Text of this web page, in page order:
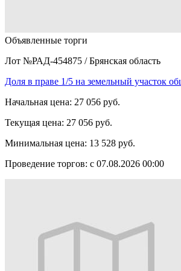
Объявленные торги
Лот №РАД-454875 / Брянская область
Доля в праве 1/5 на земельный участок
Начальная цена: 27 056 руб.
Текущая цена: 27 056 руб.
Минимальная цена: 13 528 руб.
Проведение торгов: с 07.08.2026 00:00